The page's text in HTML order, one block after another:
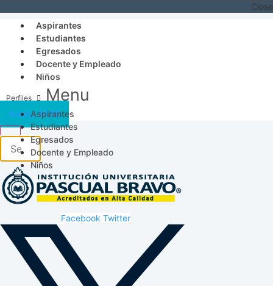
Close
Aspirantes
Estudiantes
Egresados
Docente y Empleado
Niños
Menu
Aspirantes
Estudiantes
Egresados
Docente y Empleado
Niños
Acceso SICAU
Facebook Twitter